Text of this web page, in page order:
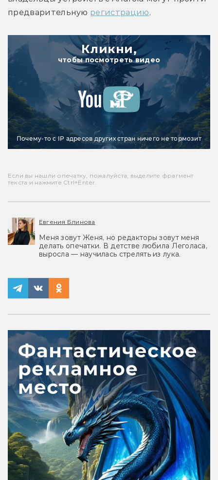
предварительную регистрацию.
Кликни,
чтобы посмотреть видео
Почему-то с IP адресов других стран ничего не тормозит
Если вы нашли опечатку, пожалуйста, выделите фрагмент
текста и нажмите Ctrl+Enter.
Евгения Блинова
Меня зовут Женя, но редакторы зовут меня
делать опечатки. В детстве любила Леголаса,
выросла — научилась стрелять из лука.